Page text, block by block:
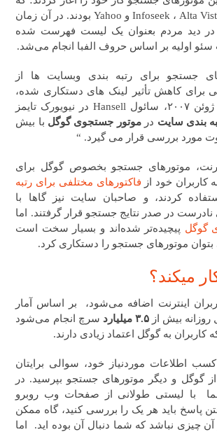
محبوب‌ترین آن‌ها Infoseek ، Alta Vista و Yahoo بودند. در آن زمان
در دید مردم بعنوان یک لیست فهرست شده
سئو اولیه بر اساس حروف الفبا انجام می‌شد.
جستجو برای رتبه بندی وبسایت ها از
برای کاهش تأثیر لینک های دستکاری شده،
استفاده کردند. در ژوئن ۲۰۰۷، سائول Hansell در نیویورک تایمز
بندی سایت در موتور جستجوی گوگل با بیش
موتورهای جستجو بخصوص گوگل برای
کاربران خود از فاکتورهای مختلفی برای رتبه
کردند، و صاحبان سایت نیز گاها با
در صدر نتایج جستجو قرار گرفتند. اما
گوگل پیچیده‌تر شده‌اند و بسیار سخت است
بتوان موتورهای جستجو را دستکاری کرد.
میکند؟
اینترنت اضافه می‌شود، بر اساس آمار
بیش از۳.۵ میلیارد
سرچ انجام می‌شود
کاربران به گوگل اعتماد زیادی دارند.
اطلاعات موردنیاز خود، سوالی برایتان
گوگل و دیگر موتورهای جستجو بپرسید. در
با لیستی طولانی از صفحات وب روبرو
پاسخ باید هر یک را بررسی کنید، گاه ممکن
چیزی نباشد که شما دنبال آن بوده اید. اما